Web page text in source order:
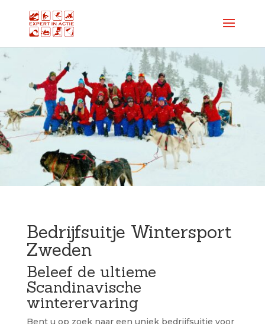
Bedrijfsuitje Wintersport
Zweden
Beleef de ultieme
Scandinavische
winterervaring
Bent u op zoek naar een uniek bedrijfsuitje voor